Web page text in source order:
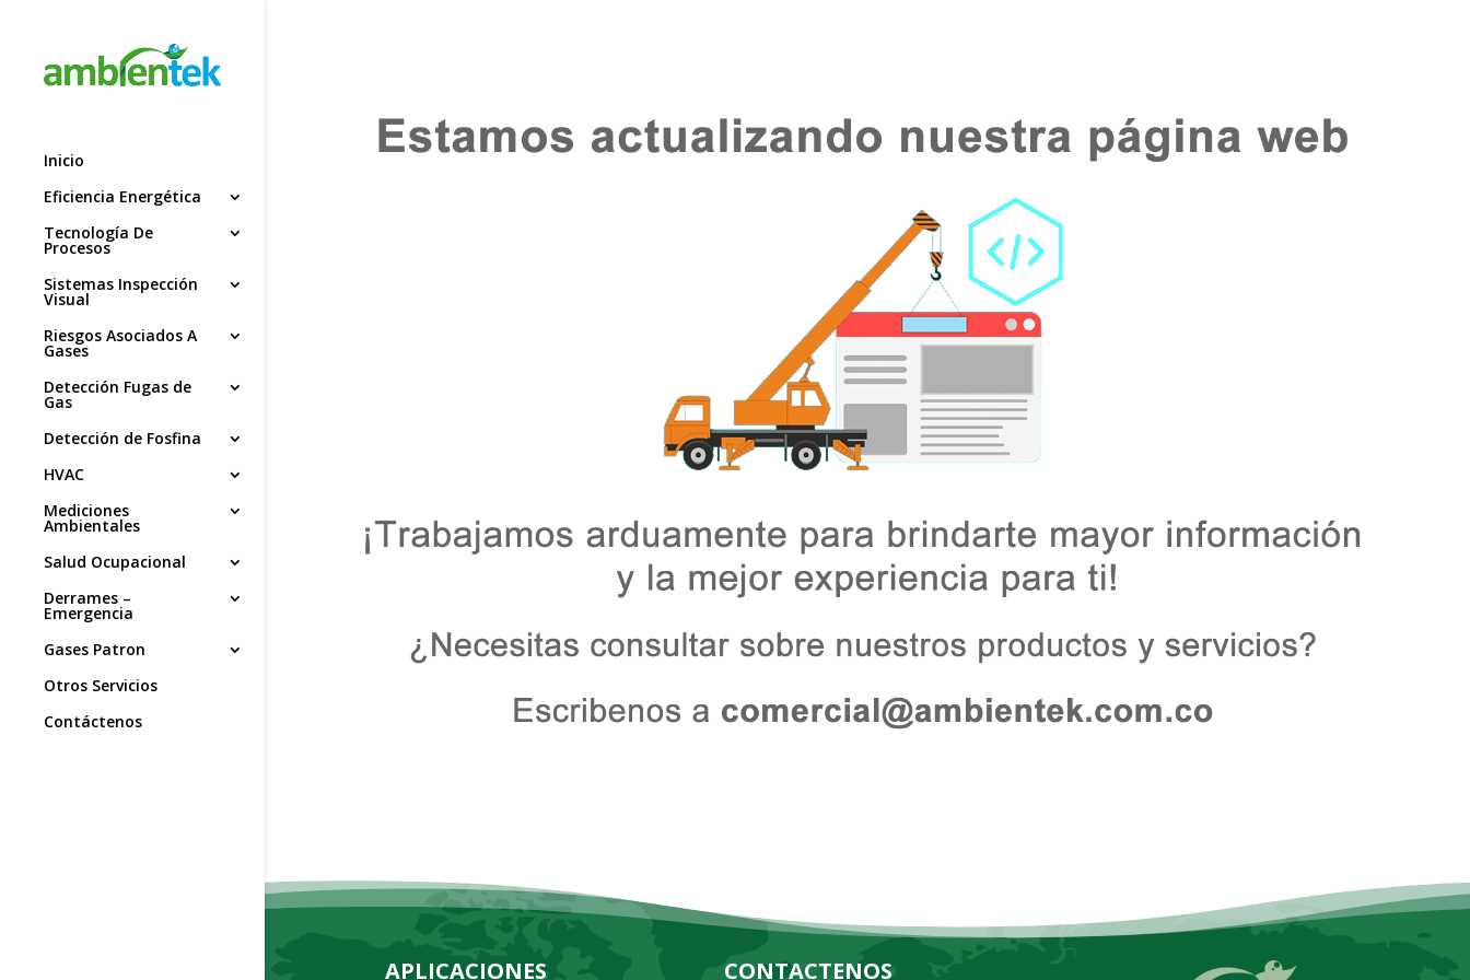
Inicio
Eficiencia Energética
Tecnología De
Procesos
Sistemas Inspección
Visual
Riesgos Asociados A
Gases
Detección Fugas de
Gas
Detección de Fosfina
HVAC
Mediciones
Ambientales
Salud Ocupacional
Derrames –
Emergencia
Gases Patron
Otros Servicios
Contáctenos
APLICACIONES CONTACTENOS